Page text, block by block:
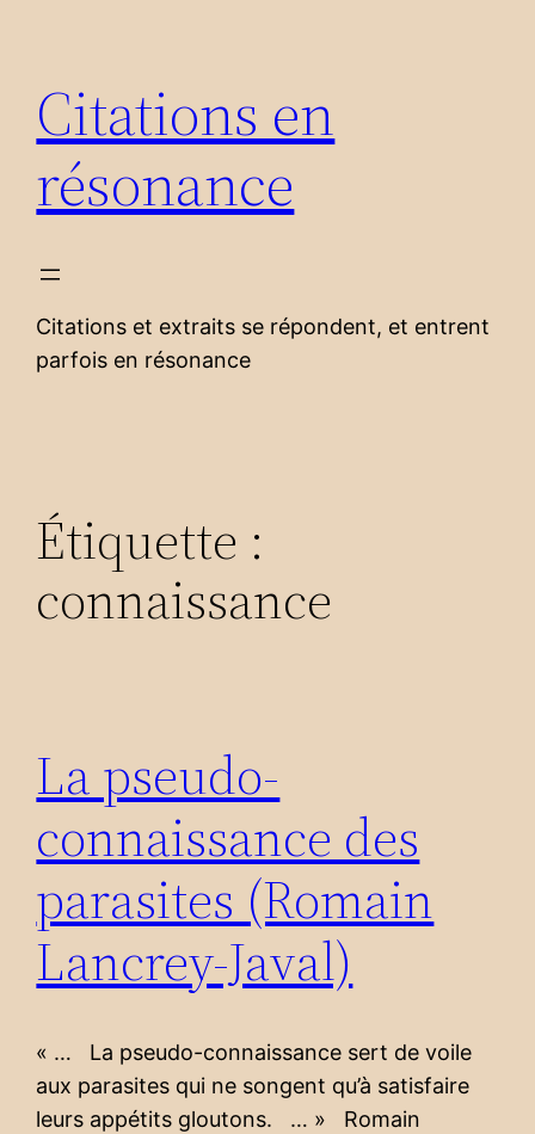
contenu
Citations en
résonance
Citations et extraits se répondent, et entrent
parfois en résonance
Étiquette :
connaissance
La pseudo-
connaissance des
parasites (Romain
Lancrey-Javal)
« … La pseudo-connaissance sert de voile
aux parasites qui ne songent qu’à satisfaire
leurs appétits gloutons. … » Romain